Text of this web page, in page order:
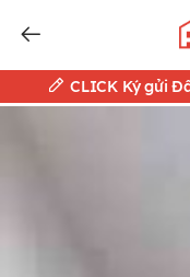
CLICK Ký gửi